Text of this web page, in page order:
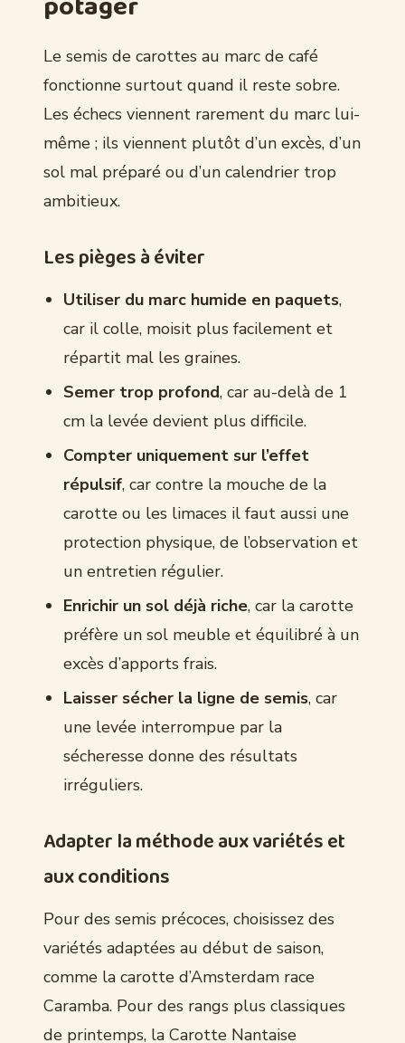
Le semis de carottes au marc de café
fonctionne surtout quand il reste sobre.
Les échecs viennent rarement du marc lui-
même ; ils viennent plutôt d’un excès, d’un
sol mal préparé ou d’un calendrier trop
ambitieux.
Les pièges à éviter
Utiliser du marc humide en paquets,
car il colle, moisit plus facilement et
répartit mal les graines.
Semer trop profond, car au-delà de 1
cm la levée devient plus difficile.
Compter uniquement sur l’effet
répulsif, car contre la mouche de la
carotte ou les limaces il faut aussi une
protection physique, de l’observation et
un entretien régulier.
Enrichir un sol déjà riche, car la carotte
préfère un sol meuble et équilibré à un
excès d’apports frais.
Laisser sécher la ligne de semis, car
une levée interrompue par la
sécheresse donne des résultats
irréguliers.
Adapter la méthode aux variétés et
aux conditions
Pour des semis précoces, choisissez des
variétés adaptées au début de saison,
comme la carotte d’Amsterdam race
Caramba. Pour des rangs plus classiques
de printemps, la Carotte Nantaise